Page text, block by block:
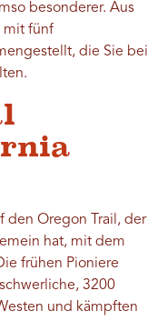
besonderer. Aus
mit fünf
die Sie bei
den Oregon Trail, der
hat, mit dem
frühen Pioniere
3200
und kämpften